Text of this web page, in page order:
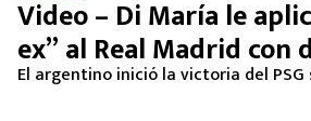
Video – Di María le
ex” al Real Madrid con
El argentino inició la victoria del